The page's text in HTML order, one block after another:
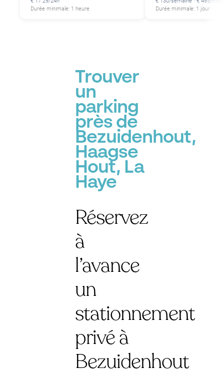
Durée minimale: 1 heure
Durée minimale: 1 jour
Trouver
un
parking
près de
Bezuidenhout,
Haagse
Hout, La
Haye
Réservez
à
l’avance
un
stationnement
privé à
Bezuidenhout